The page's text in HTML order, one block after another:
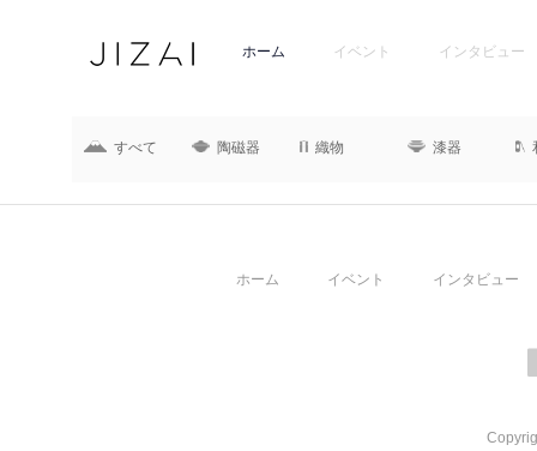
ホーム イベント インタビュー
すべて 陶磁器 織物 漆器
ホーム イベント インタビュー